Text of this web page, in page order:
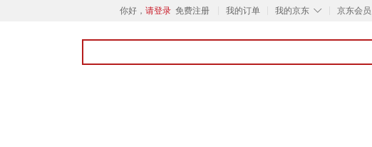
你好， 请登录 免费注册 我的订单 ◇
我的京东 京东会员